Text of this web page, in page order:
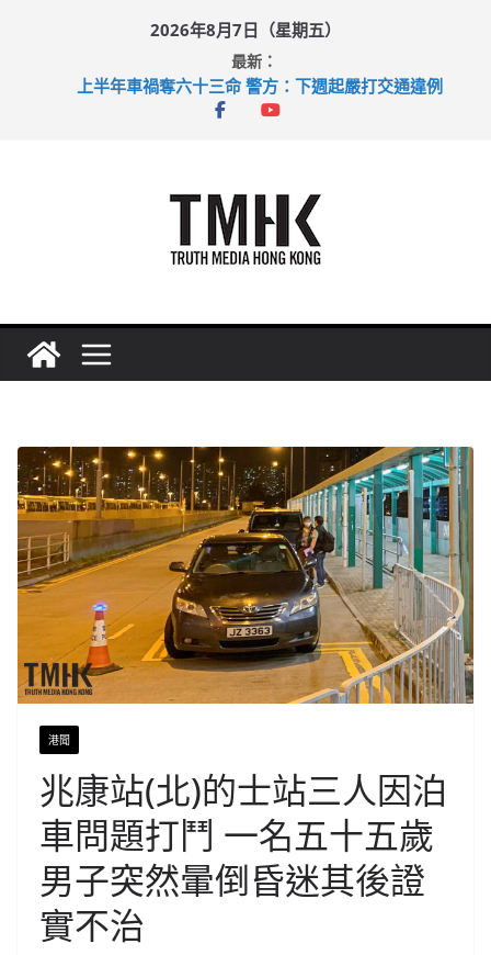
2026年8月7日（星期五）
最新：
上半年車禍奪六十三命 警方：下週起嚴打交通違例
性罪行修例獲九成支持 鄧炳強：爭取今屆任期內完成立法
港聞
兆康站(北)的士站三人因泊
車問題打鬥 一名五十五歲
男子突然暈倒昏迷其後證
實不治